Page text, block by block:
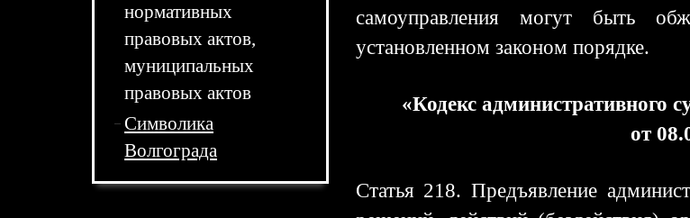
нормативных
правовых актов,
муниципальных
правовых актов
Символика
Волгограда
самоуправления могут быть
установленном законом порядке.
«Кодекс административного
от
Статья 218. Предъявление